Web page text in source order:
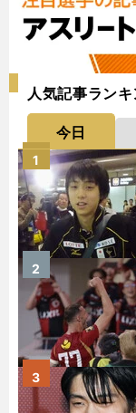
人気記事ラン
今日
1
2
3